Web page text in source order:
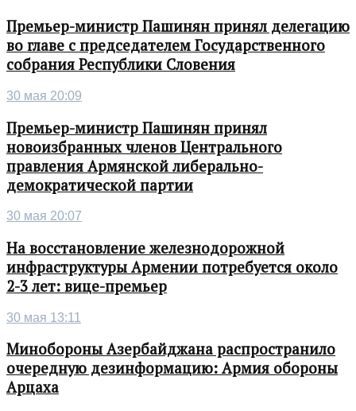
Премьер-министр Пашинян принял делегацию
во главе с председателем Государственного
собрания Республики Словения
30 мая 20:09
Премьер-министр Пашинян принял
новоизбранных членов Центрального
правления Армянской либерально-
демократической партии
30 мая 20:07
На восстановление железнодорожной
инфраструктуры Армении потребуется около
2-3 лет: вице-премьер
30 мая 13:11
Минобороны Азербайджана распространило
очередную дезинформацию: Армия обороны
Арцаха